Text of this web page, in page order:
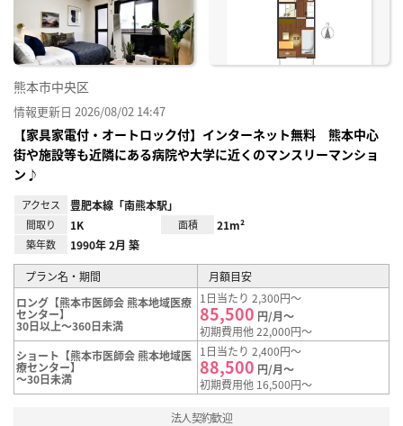
熊本市中央区
情報更新日 2026/08/02 14:47
【家具家電付・オートロック付】インターネット無料 熊本中心
街や施設等も近隣にある病院や大学に近くのマンスリーマンショ
ン♪
アクセス 豊肥本線「南熊本駅」
間取り 1K 面積 21m²
築年数 1990年 2月 築
プラン名・期間
月額目安
ロング【熊本市医師会 熊本地域医療
センター】
30日以上～360日未満
1日当たり 2,300円～
85,500 円/月～
初期費用他 22,000円～
ショート【熊本市医師会 熊本地域医
療センター】
～30日未満
1日当たり 2,400円～
88,500 円/月～
初期費用他 16,500円～
法人契約歓迎